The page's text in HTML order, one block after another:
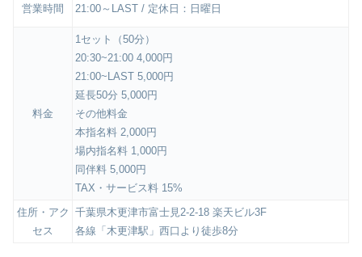
営業時間 21:00～LAST / 定休日：日曜日
料金
1セット（50分）
20:30~21:00 4,000円
21:00~LAST 5,000円
延長50分 5,000円
その他料金
本指名料 2,000円
場内指名料 1,000円
同伴料 5,000円
TAX・サービス料 15%
住所・アク
セス
千葉県木更津市富士見2-2-18 楽天ビル3F
各線「木更津駅」西口より徒歩8分